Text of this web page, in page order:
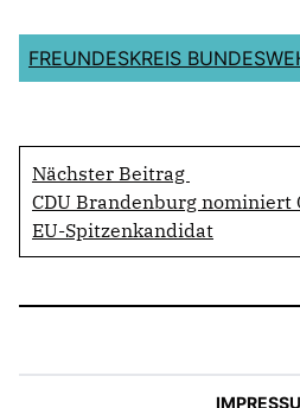
FREUNDESKREIS
Nächster Beitrag
CDU Brandenburg nominiert
EU-Spitzenkandidat